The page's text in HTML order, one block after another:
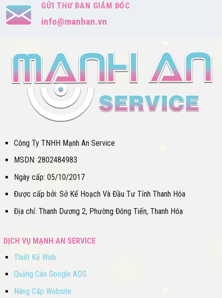
GỬI THƯ BAN GIÁM ĐỐC
info@manhan.vn
Công Ty TNHH Mạnh An Service
MSDN: 2802484983
Ngày cấp: 05/10/2017
Được cấp bởi: Sở Kế Hoạch Và Đầu Tư Tỉnh Thanh Hóa
Địa chỉ: Thanh Dương 2, Phường Đông Tiến, Thanh Hóa
DỊCH VỤ MẠNH AN SERVICE
Thiết Kế Web
Quảng Cáo Google ADS
Nâng Cấp Website